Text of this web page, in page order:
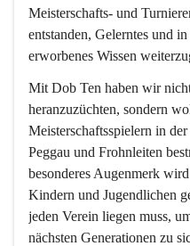
Meisterschafts- und
entstanden, Gelerntes und
erworbenes Wissen
Mit Dob Ten haben wir
heranzuzüchten, sondern
Meisterschaftsspielern in
Peggau und Frohnleiten
besonderes Augenmerk
Kindern und Jugendlichen
jeden Verein liegen muss,
nächsten Generationen zu